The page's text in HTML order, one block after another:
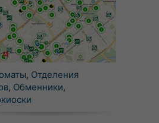
, Отделения
, Обменники,